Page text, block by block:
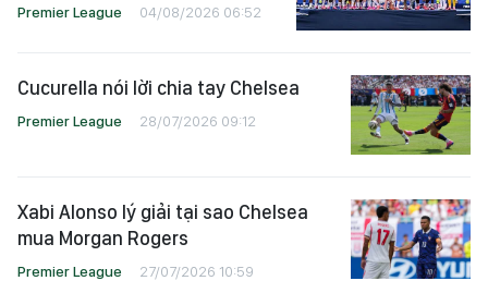
Premier League 04/08/2026 06:52
Cucurella nói lời chia tay Chelsea
Premier League 28/07/2026 09:12
Xabi Alonso lý giải tại sao Chelsea
mua Morgan Rogers
Premier League 27/07/2026 10:59